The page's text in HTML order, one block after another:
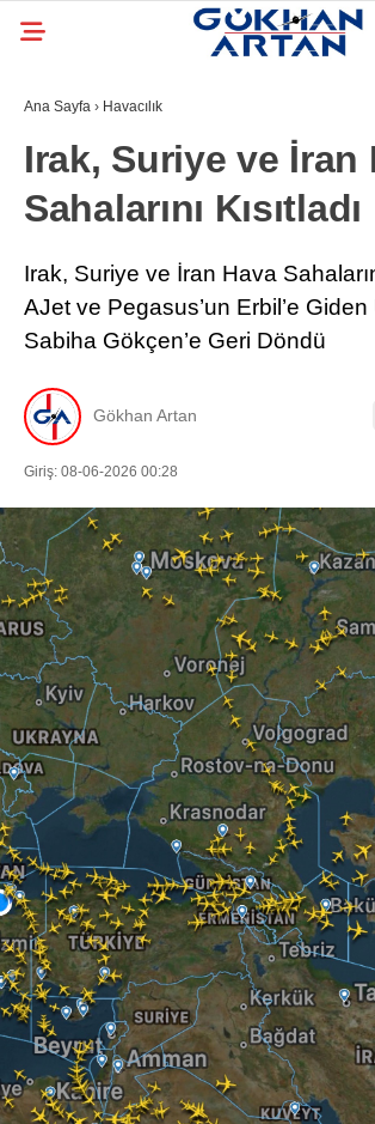
Ana Sayfa › Havacılık
Irak, Suriye ve İran
Sahalarını Kısıtladı
Irak, Suriye ve İran Hava
AJet ve Pegasus’un Erbil’e Giden
Sabiha Gökçen’e Geri Döndü
Gökhan Artan
Giriş: 08-06-2026 00:28